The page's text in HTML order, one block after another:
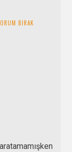
BIRAK